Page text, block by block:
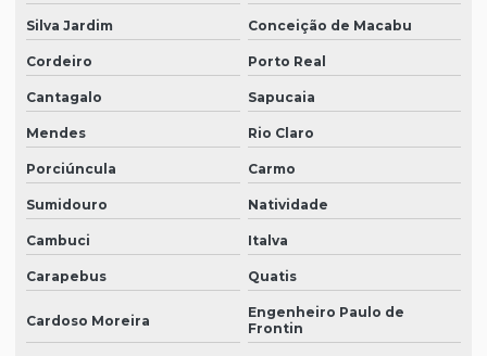
Silva Jardim Conceição de Macabu
Cordeiro Porto Real
Cantagalo Sapucaia
Mendes Rio Claro
Porciúncula Carmo
Sumidouro Natividade
Cambuci Italva
Carapebus Quatis
Cardoso Moreira
Engenheiro Paulo de
Frontin